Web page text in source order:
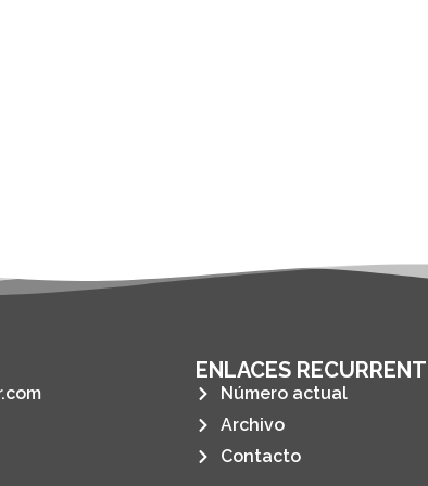
ENLACES
Número actual
Archivo
Contacto